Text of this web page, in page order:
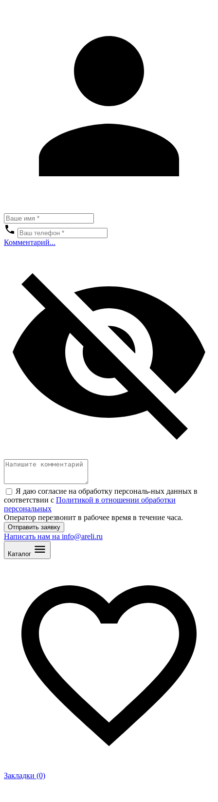
Комментарий...
Я даю согласие на обработку персональ-ных данных в
соответствии с Политикой в отношении обработки
персональных
Оператор перезвонит в рабочее время в течение часа.
Отправить заявку
Написать нам на info@areli.ru
Каталог
Закладки (0)